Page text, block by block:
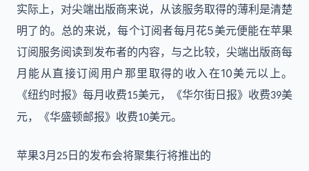
实际上，对尖端出版商来说，从该服务取得的薄利是清楚
明了的。 总的来说，每个订阅者每月 花5美元便能在苹果
订阅服务阅读到发布者的内容， 与之比较，尖端出版商每
月 能 从直接订阅用户那里取得的收入在10美元以上。
《纽约时报》每月收费15美元，《华尔街日报》收费39美
元，《华盛顿邮报》收费10美元。
苹果3月 25 日的发布会将聚集行将推出的